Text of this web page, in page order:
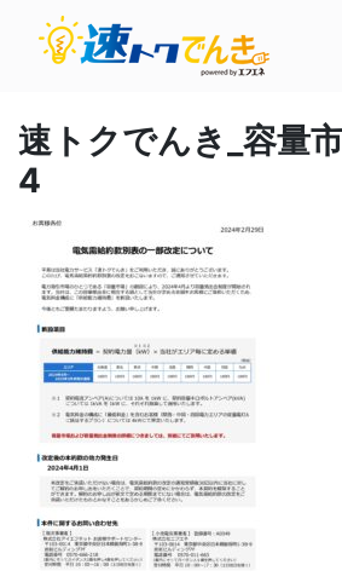
速トクでんき_容量
4